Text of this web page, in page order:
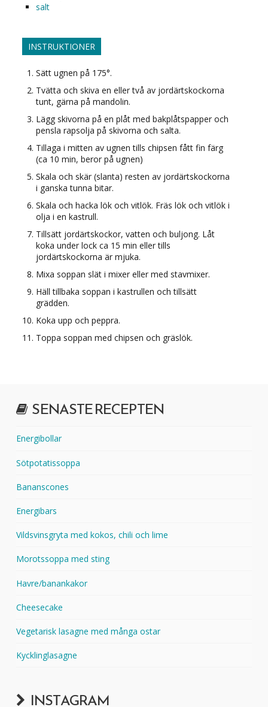
salt
INSTRUKTIONER
Sätt ugnen på 175°.
Tvätta och skiva en eller två av jordärtskockorna
tunt, gärna på mandolin.
Lägg skivorna på en plåt med bakplåtspapper och
pensla rapsolja på skivorna och salta.
Tillaga i mitten av ugnen tills chipsen fått fin färg
(ca 10 min, beror på ugnen)
Skala och skär (slanta) resten av jordärtskockorna
i ganska tunna bitar.
Skala och hacka lök och vitlök. Fräs lök och vitlök i
olja i en kastrull.
Tillsätt jordärtskockor, vatten och buljong. Låt
koka under lock ca 15 min eller tills
jordärtskockorna är mjuka.
Mixa soppan slät i mixer eller med stavmixer.
Häll tillbaka soppan i kastrullen och tillsätt
grädden.
Koka upp och peppra.
Toppa soppan med chipsen och gräslök.
SENASTE RECEPTEN
Energibollar
Sötpotatissoppa
Bananscones
Energibars
Vildsvinsgryta med kokos, chili och lime
Morotssoppa med sting
Havre/banankakor
Cheesecake
Vegetarisk lasagne med många ostar
Kycklinglasagne
INSTAGRAM